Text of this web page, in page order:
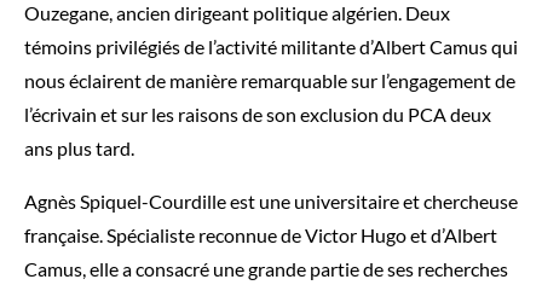
Ouzegane, ancien dirigeant politique algérien. Deux
témoins privilégiés de l’activité militante d’Albert Camus qui
nous éclairent de manière remarquable sur l’engagement de
l’écrivain et sur les raisons de son exclusion du PCA deux
ans plus tard.
Agnès Spiquel-Courdille est une universitaire et chercheuse
française. Spécialiste reconnue de Victor Hugo et d’Albert
Camus, elle a consacré une grande partie de ses recherches